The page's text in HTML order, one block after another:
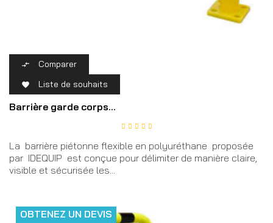
 Comparer
 Liste de souhaits
Barrière garde corps...
La barrière piétonne flexible en polyuréthane proposée
par IDEQUIP est conçue pour délimiter de manière claire,
visible et sécurisée les...
OBTENEZ UN DEVIS